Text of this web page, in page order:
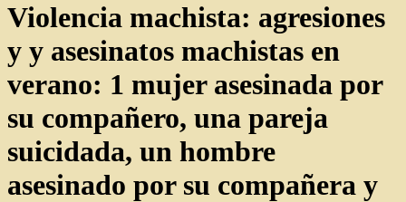
Violencia machista: agresiones
y y asesinatos machistas en
verano: 1 mujer asesinada por
su compañero, una pareja
suicidada, un hombre
asesinado por su compañera y